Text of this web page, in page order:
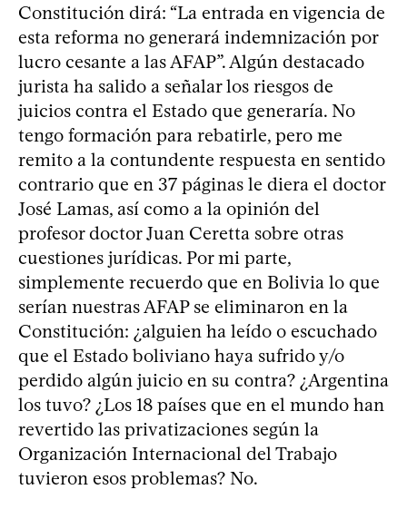
Constitución dirá: “La entrada en vigencia de
esta reforma no generará indemnización por
lucro cesante a las AFAP”. Algún destacado
jurista ha salido a señalar los riesgos de
juicios contra el Estado que generaría. No
tengo formación para rebatirle, pero me
remito a la contundente respuesta en sentido
contrario que en 37 páginas le diera el doctor
José Lamas, así como a la opinión del
profesor doctor Juan Ceretta sobre otras
cuestiones jurídicas. Por mi parte,
simplemente recuerdo que en Bolivia lo que
serían nuestras AFAP se eliminaron en la
Constitución: ¿alguien ha leído o escuchado
que el Estado boliviano haya sufrido y/o
perdido algún juicio en su contra? ¿Argentina
los tuvo? ¿Los 18 países que en el mundo han
revertido las privatizaciones según la
Organización Internacional del Trabajo
tuvieron esos problemas? No.